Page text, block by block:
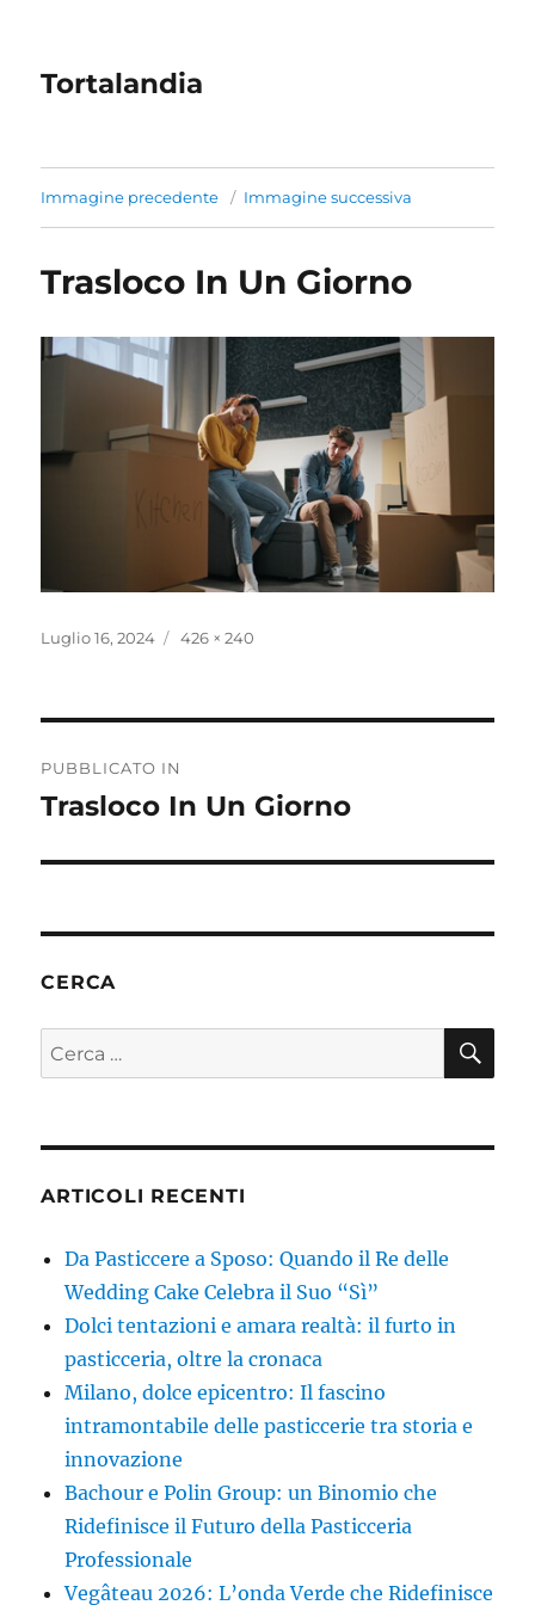
Tortalandia
Immagine precedente Immagine successiva
Trasloco In Un Giorno
Pubblicato
Luglio 16, 2024
Dimensione
426 × 240
articoli
PUBBLICATO IN
Trasloco In Un Giorno
CERCA
Cerca:
ARTICOLI RECENTI
Da Pasticcere a Sposo: Quando il Re delle
Wedding Cake Celebra il Suo “Sì”
Dolci tentazioni e amara realtà: il furto in
pasticceria, oltre la cronaca
Milano, dolce epicentro: Il fascino
intramontabile delle pasticcerie tra storia e
innovazione
Bachour e Polin Group: un Binomio che
Ridefinisce il Futuro della Pasticceria
Professionale
Vegâteau 2026: L’onda Verde che Ridefinisce